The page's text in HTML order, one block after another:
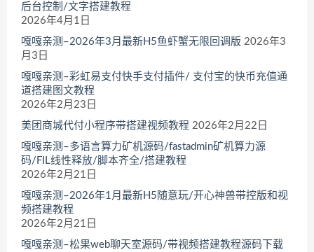
后台控制/文字搭建教程
2026年4月1日
嘎嘎亲测–2026年3月最新H5鱼虾蟹无限回调版 2026年3
月3日
嘎嘎亲测–彩虹易支付快手支付插件/ 支付宝的快币充值通
道搭建图文教程
2026年2月23日
美团商城代付小程序带搭建视频教程 2026年2月22日
嘎嘎亲测–多语言算力矿机源码/fastadmin矿机算力源
码/FIL线性释放/脚本齐全/搭建教程
2026年2月21日
嘎嘎亲测–2026年1月最新H5随意玩/开心神兽带控版和视
频搭建教程
2026年2月21日
嘎嘎亲测–松果web聊天室源码/带视频搭建教程源码下载